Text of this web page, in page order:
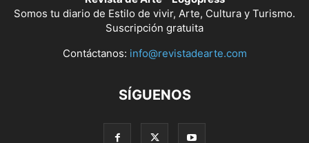
Somos tu diario de Estilo de vivir, Arte, Cultura y Turismo.
Suscripción gratuita
Contáctanos: info@revistadearte.com
SÍGUENOS